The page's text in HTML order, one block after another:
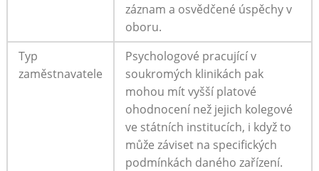
záznam a osvědčené úspěchy v
oboru.
Typ
zaměstnavatele
Psychologové pracující v
soukromých klinikách pak
mohou mít vyšší platové
ohodnocení než jejich kolegové
ve státních institucích, i když to
může záviset na specifických
podmínkách daného zařízení.